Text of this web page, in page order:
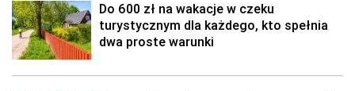
Do 600 zł na wakacje w czeku
turystycznym dla każdego, kto spełnia
dwa proste warunki